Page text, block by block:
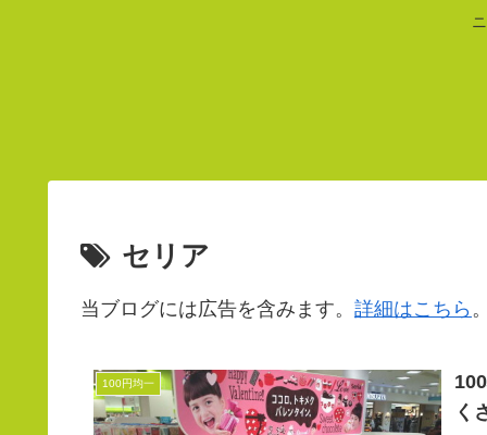
セリア
当ブログには広告を含みます。 詳細はこちら
100円均一
く